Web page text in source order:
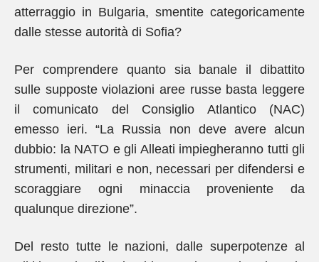
atterraggio in Bulgaria, smentite categoricamente
dalle stesse autorità di Sofia?
Per comprendere quanto sia banale il dibattito
sulle supposte violazioni aree russe basta leggere
il comunicato del Consiglio Atlantico (NAC)
emesso ieri. “La Russia non deve avere alcun
dubbio: la NATO e gli Alleati impiegheranno tutti gli
strumenti, militari e non, necessari per difendersi e
scoraggiare ogni minaccia proveniente da
qualunque direzione”.
Del resto tutte le nazioni, dalle superpotenze al